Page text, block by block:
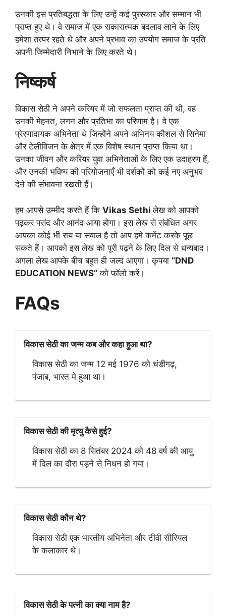
उनकी इस प्रतिबद्धता के लिए उन्हें कई पुरस्कार और सम्मान भी
प्राप्त हुए थे। वे समाज में एक सकारात्मक बदलाव लाने के लिए
हमेशा तत्पर रहते थे और अपने प्रभाव का उपयोग समाज के प्रति
अपनी जिम्मेदारी निभाने के लिए करते थे।
निष्कर्ष
विकास सेठी ने अपने करियर में जो सफलता प्राप्त की थी, वह
उनकी मेहनत, लगन और प्रतिभा का परिणाम है। वे एक
प्रेरणादायक अभिनेता थे जिन्होंने अपने अभिनय कौशल से सिनेमा
और टेलीविजन के क्षेत्र में एक विशेष स्थान प्राप्त किया था।
उनका जीवन और करियर युवा अभिनेताओं के लिए एक उदाहरण हैं,
और उनकी भविष्य की परियोजनाएँ भी दर्शकों को कई नए अनुभव
देने की संभावना रखती हैं।
हम आपसे उम्मीद करते हैं कि Vikas Sethiलेख को आपको
पढ़कर पसंद और आनंद आया होगा। इस लेख से संबंधित अगर
आपका कोई भी राय या सवाल है तो आप हमे कमेंट करके पूछ
सकते हैं। आपको इस लेख को पूरी पढ़ने के लिए दिल से धन्यबाद।
अगला लेख आपके बीच बहुत ही जल्द आएगा। कृपया “DND
EDUCATION NEWS” को फॉलो करें।
FAQs
विकास सेठी का जन्म कब और कहा हुआ था?
विकास सेठी का जन्म 12 मई 1976 को चंडीगढ़,
पंजाब, भारत मे हुआ था।
विकास सेठी की मृत्यु कैसे हुई?
विकास सेठी का 8 सितंबर 2024 को 48 वर्ष की आयु
में दिल का दौरा पड़ने से निधन हो गया।
विकास सेठी कौन थे?
विकास सेठी एक भारतीय अभिनेता और टीवी सीरियल
के कलाकार थे।
विकास सेठी के पत्नी का क्या नाम है?